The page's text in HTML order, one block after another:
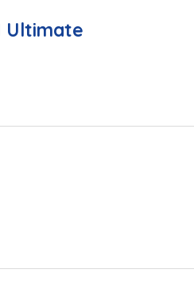
Ultimate